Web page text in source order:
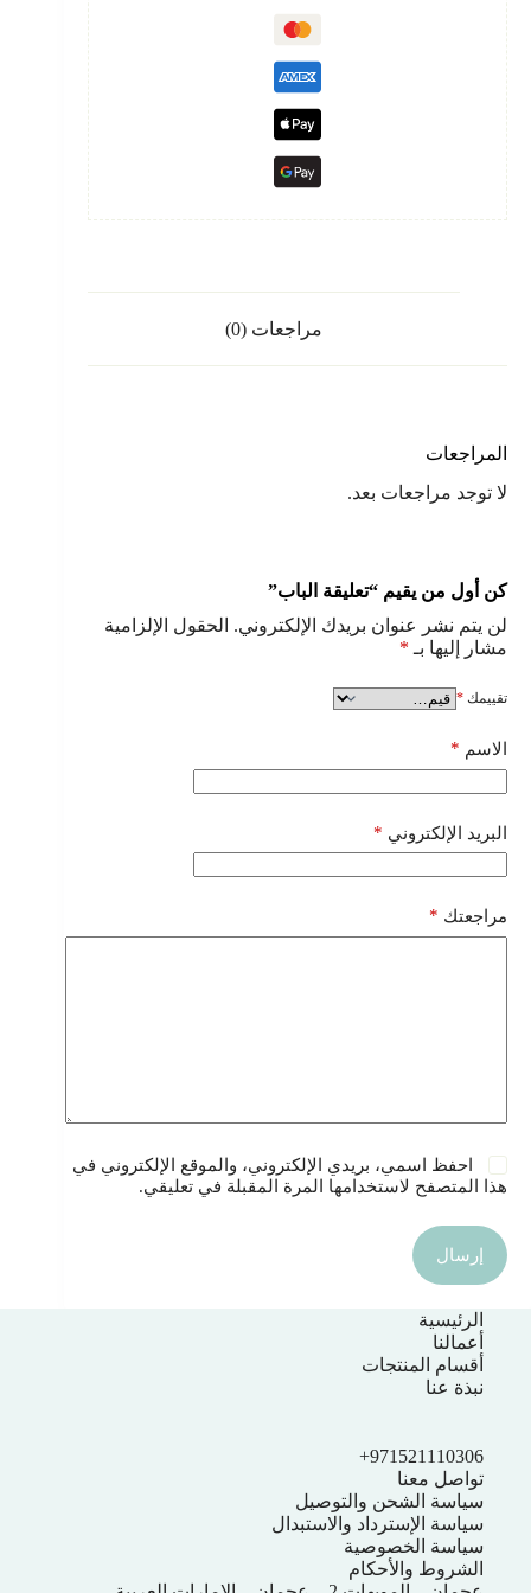
مراجعات (0)
المراجعات
لا توجد مراجعات بعد.
كن أول من يقيم “تعليقة الباب”
لن يتم نشر عنوان بريدك الإلكتروني. الحقول الإلزامية
مشار إليها بـ *
تقييمك *
الاسم *
البريد الإلكتروني *
مراجعتك *
احفظ اسمي، بريدي الإلكتروني، والموقع الإلكتروني في
هذا المتصفح لاستخدامها المرة المقبلة في تعليقي.
إرسال
الرئيسية
أعمالنا
أقسام المنتجات
نبذة عنا
971521110306+
تواصل معنا
سياسة الشحن والتوصيل
سياسة الإسترداد والاستبدال
سياسة الخصوصية
الشروط والأحكام